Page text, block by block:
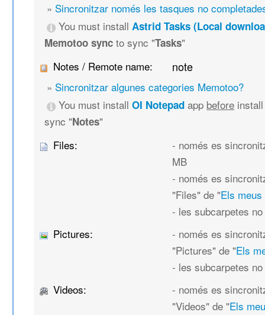
» Sincronitzar només les tasques no
You must installAstrid Tasks (Local
Memotoo sync to sync "Tasks"
Notes / Remote name:
note
» Sincronitzar algunes categories Memotoo?
You must installOI Notepad app before
sync "Notes"
Files:
- només es
MB
- només es
"Files" de "Els
- les subcarpetes
Pictures:
- només es
"Pictures" de "Els
- les subcarpetes
Videos:
- només es
"Videos" de "Els